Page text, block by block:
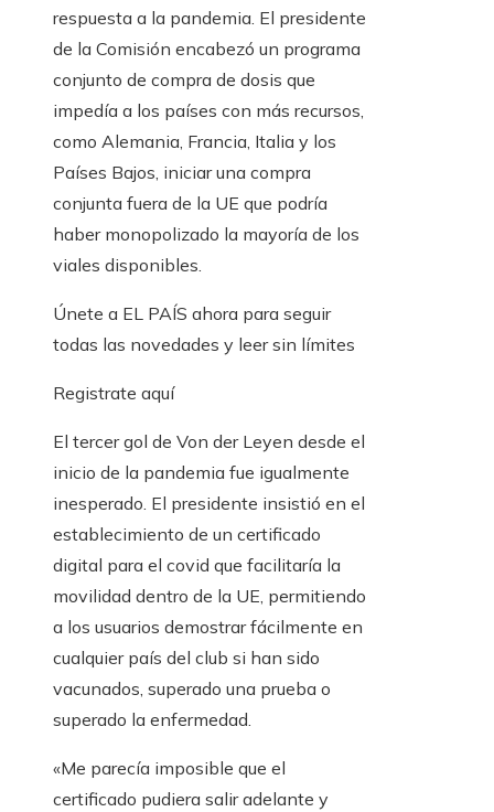
respuesta a la pandemia. El presidente
de la Comisión encabezó un programa
conjunto de compra de dosis que
impedía a los países con más recursos,
como Alemania, Francia, Italia y los
Países Bajos, iniciar una compra
conjunta fuera de la UE que podría
haber monopolizado la mayoría de los
viales disponibles.
Únete a EL PAÍS ahora para seguir
todas las novedades y leer sin límites
Registrate aquí
El tercer gol de Von der Leyen desde el
inicio de la pandemia fue igualmente
inesperado. El presidente insistió en el
establecimiento de un certificado
digital para el covid que facilitaría la
movilidad dentro de la UE, permitiendo
a los usuarios demostrar fácilmente en
cualquier país del club si han sido
vacunados, superado una prueba o
superado la enfermedad.
«Me parecía imposible que el
certificado pudiera salir adelante y